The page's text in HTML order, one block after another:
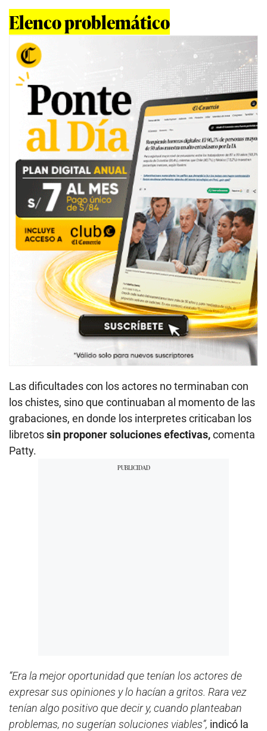
Elenco problemático
Las dificultades con los actores no terminaban con
los chistes, sino que continuaban al momento de las
grabaciones, en donde los interpretes criticaban los
libretossin proponer soluciones efectivas,comenta
Patty.
“Era la mejor oportunidad que tenían los actores de
expresar sus opiniones y lo hacían a gritos. Rara vez
tenían algo positivo que decir y, cuando planteaban
problemas, no sugerían soluciones viables”, indicó la